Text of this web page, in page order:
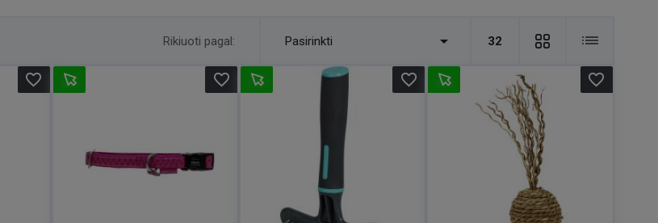
32
Rikiuoti pagal: Pasirinkti 
favorite_border favorite_border favorite_border favorite_border